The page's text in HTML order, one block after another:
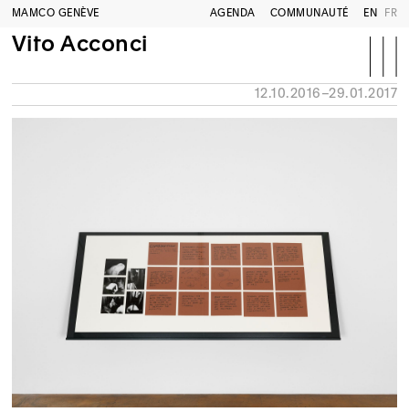
MAMCO GENÈVE AGENDA COMMUNAUTÉ EN FR
Vito Acconci
12.10.2016–29.01.2017